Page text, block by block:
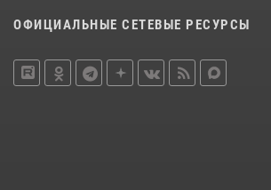
ОФИЦИАЛЬНЫЕ СЕТЕВЫЕ РЕСУРСЫ